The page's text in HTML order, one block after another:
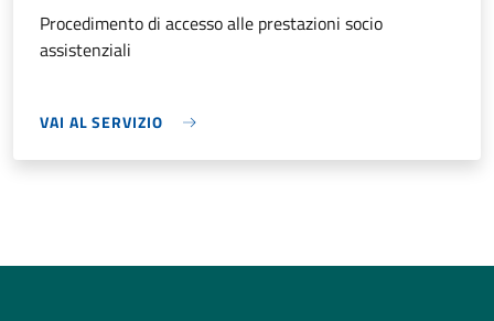
Procedimento di accesso alle prestazioni socio
assistenziali
VAI AL SERVIZIO